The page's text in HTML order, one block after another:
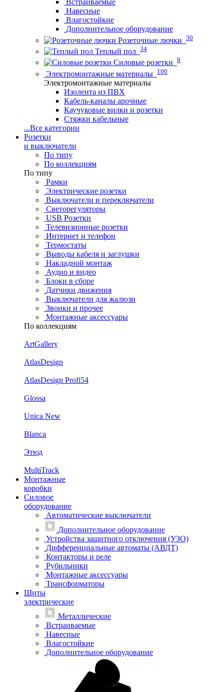
Встраиваемые
Навесные
Влагостойкие
Дополнительное оборудование
Розеточные лючки 30
Теплый пол 34
Силовые розетки 8
Электромонтажные материалы 100
Электромонтажные материалы
Изолента из ПВХ
Кабель-каналы арочные
Каучуковые вилки и розетки
Стяжки кабельные
...Все категории
Розетки
и выключатели
По типу
По коллекциям
По типу
Рамки
Электрические розетки
Выключатели и переключатели
Светорегуляторы
USB Розетки
Телевизионные розетки
Интернет и телефон
Термостаты
Выводы кабеля и заглушки
Накладной монтаж
Аудио и видео
Блоки в сборе
Датчики движения
Выключатели для жалюзи
Звонки и прочее
Монтажные аксессуары
По коллекциям
ArtGallery
AtlasDesign
AtlasDesign Profi54
Glossa
Unica New
Blanca
Этюд
MultiTrack
Монтажные
коробки
Силовое
оборудование
Автоматические выключатели
Дополнительное оборудование
Устройства защитного отключения (УЗО)
Дифференциальные автоматы (АВДТ)
Контакторы и реле
Рубильники
Монтажные аксессуары
Трансформаторы
Щиты
электрические
Металлические
Встраиваемые
Навесные
Влагостойкие
Дополнительное оборудование